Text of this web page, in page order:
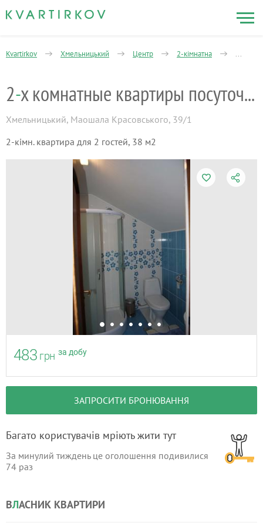
Kvartirkov Хмельницький Центр 2-кімнатна
2- х комнатные квартиры посуточно
Хмельницький, Маошала Красовського, 39/1
2-кімн. квартира для 2 гостей, 38 м2
483 грн за добу
ЗАПРОСИТИ БРОНЮВАННЯ
Багато користувачів мріють жити тут
За минулий тиждень це оголошення подивилися
74 раз
ВЛАСНИК КВАРТИРИ